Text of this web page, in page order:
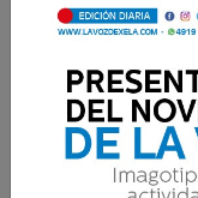
Ellos
de